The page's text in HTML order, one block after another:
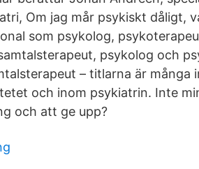
Om jag mår psykiskt dåligt,
som psykolog,
psykolog och
– titlarna är
och inom psykiatrin. Inte
och att ge upp?